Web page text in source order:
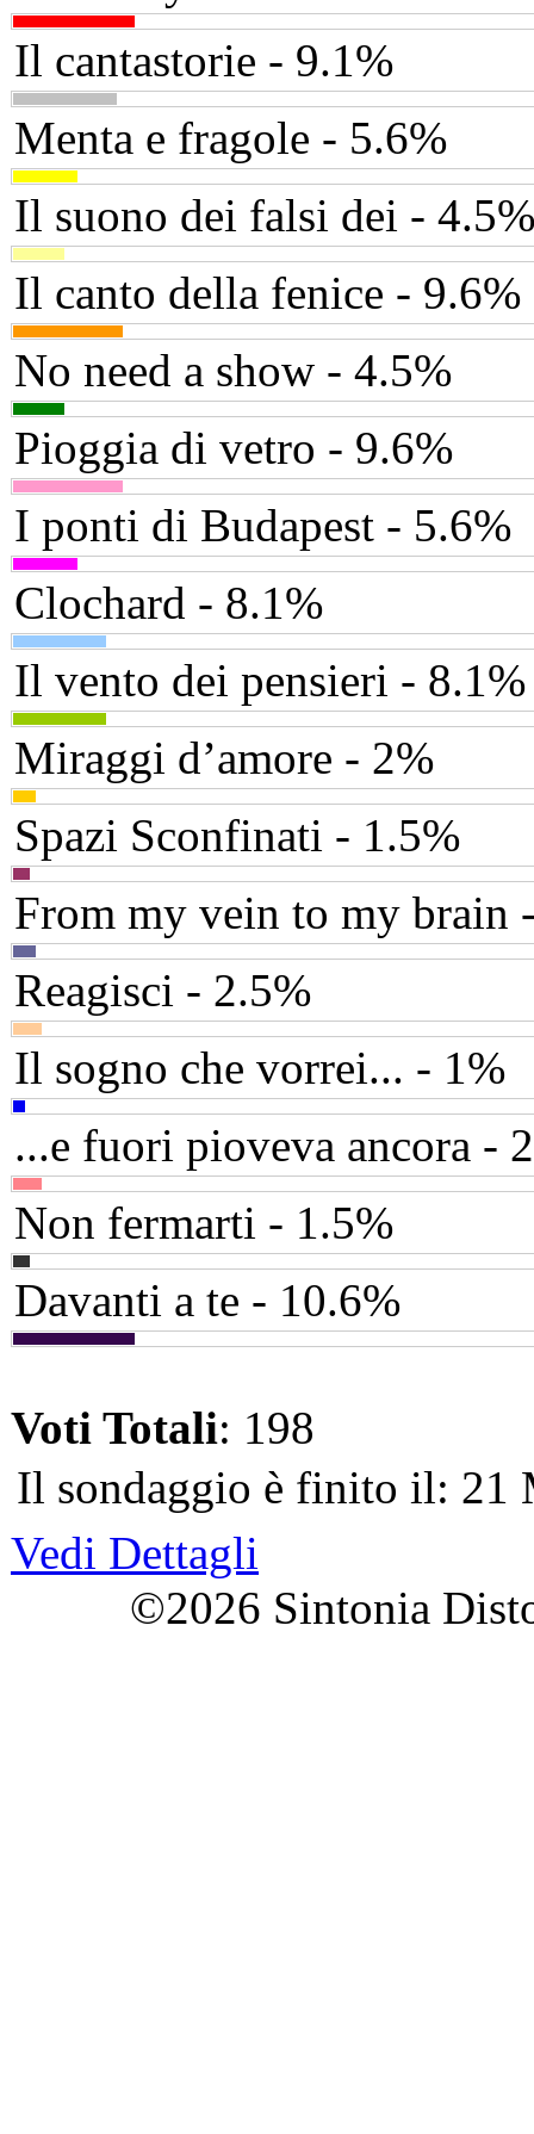
Il cantastorie - 9.1%
Menta e fragole - 5.6%
Il suono dei falsi dei - 4.5%
Il canto della fenice - 9.6%
No need a show - 4.5%
Pioggia di vetro - 9.6%
I ponti di Budapest - 5.6%
Clochard - 8.1%
Il vento dei pensieri - 8.1%
Miraggi d’amore - 2%
Spazi Sconfinati - 1.5%
From my vein to my brain
Reagisci - 2.5%
Il sogno che vorrei... - 1%
...e fuori pioveva ancora -
Non fermarti - 1.5%
Davanti a te - 10.6%
Voti Totali: 198
Il sondaggio è finito il: 21
Vedi Dettagli
©2026 Sintonia